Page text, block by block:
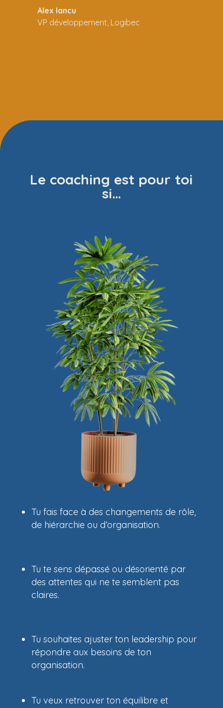
Alex Iancu
VP développement Logibec
Le coaching est pour toi
si…
Tu fais face à des changements de rôle,
de hiérarchie ou d’organisation.
Tu te sens dépassé ou désorienté par
des attentes qui ne te semblent pas
claires.
Tu souhaites ajuster ton leadership pour
répondre aux besoins de ton
organisation.
Tu veux retrouver ton équilibre et